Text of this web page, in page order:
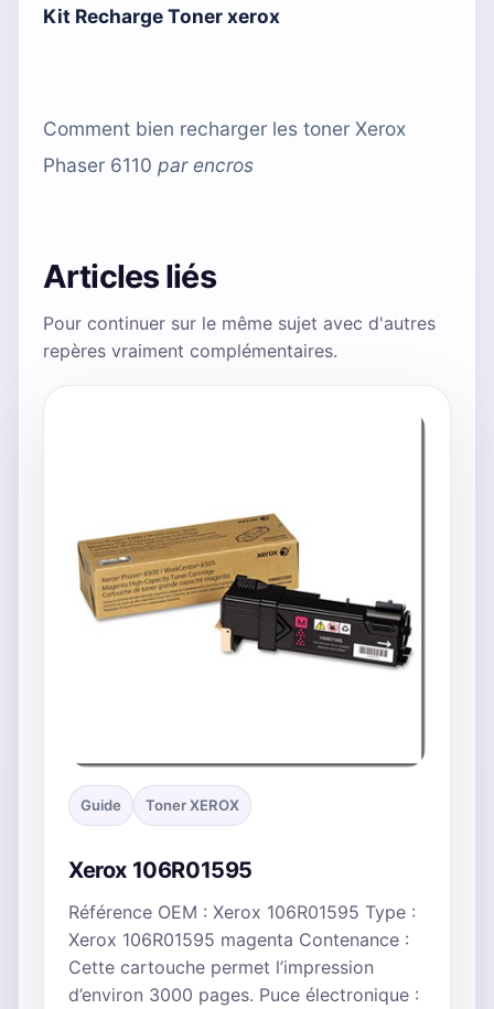
Kit Recharge Toner xerox
Comment bien recharger les toner Xerox
Phaser 6110 parencros
Articles liés
Pour continuer sur le même sujet avec d'autres
repères vraiment complémentaires.
Guide Toner XEROX
Xerox 106R01595
Référence OEM : Xerox 106R01595 Type :
Xerox 106R01595 magenta Contenance :
Cette cartouche permet l’impression
d’environ 3000 pages. Puce électronique :